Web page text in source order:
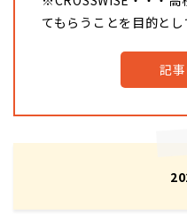
てもらうことを目的とし
記